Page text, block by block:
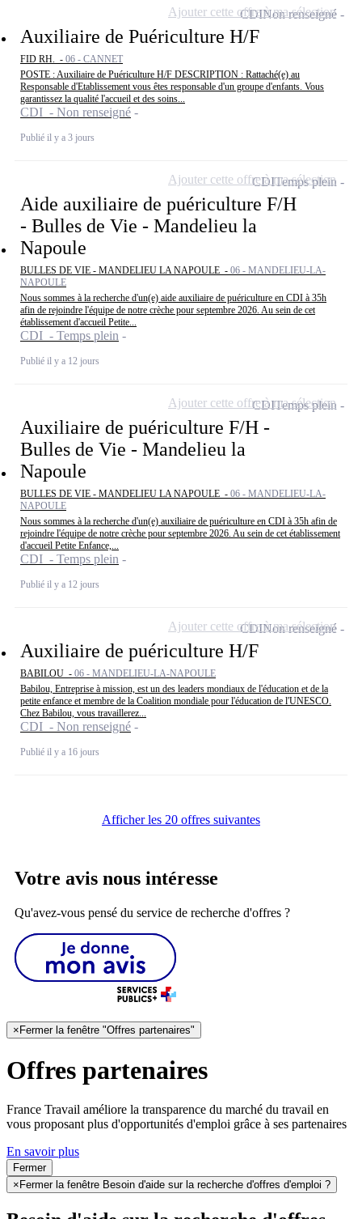
Auxiliaire de Puériculture H/F
FID RH. - 06 - CANNET
POSTE : Auxiliaire de Puériculture H/F DESCRIPTION : Rattaché(e) au
Responsable d'Etablissement vous êtes responsable d'un groupe d'enfants. Vous
garantissez la qualité l'accueil et des soins...
CDI - Non renseigné
Publié il y a 3 jours
CDINon renseigné
Ajouter cette offre à ma sélection
Aide auxiliaire de puériculture F/H
- Bulles de Vie - Mandelieu la
Napoule
BULLES DE VIE - MANDELIEU LA NAPOULE - 06 - MANDELIEU-LA-
NAPOULE
Nous sommes à la recherche d'un(e) aide auxiliaire de puériculture en CDI à 35h
afin de rejoindre l'équipe de notre crèche pour septembre 2026. Au sein de cet
établissement d'accueil Petite...
CDI - Temps plein
Publié il y a 12 jours
CDITemps plein
Ajouter cette offre à ma sélection
Auxiliaire de puériculture F/H -
Bulles de Vie - Mandelieu la
Napoule
BULLES DE VIE - MANDELIEU LA NAPOULE - 06 - MANDELIEU-LA-
NAPOULE
Nous sommes à la recherche d'un(e) auxiliaire de puériculture en CDI à 35h afin de
rejoindre l'équipe de notre crèche pour septembre 2026. Au sein de cet établissement
d'accueil Petite Enfance,...
CDI - Temps plein
Publié il y a 12 jours
CDITemps plein
Ajouter cette offre à ma sélection
Auxiliaire de puériculture H/F
BABILOU - 06 - MANDELIEU-LA-NAPOULE
Babilou, Entreprise à mission, est un des leaders mondiaux de l'éducation et de la
petite enfance et membre de la Coalition mondiale pour l'éducation de l'UNESCO.
Chez Babilou, vous travaillerez...
CDI - Non renseigné
Publié il y a 16 jours
CDINon renseigné
Ajouter cette offre à ma sélection
Afficher les 20 offres suivantes
Votre avis nous intéresse
Qu'avez-vous pensé du service de recherche d'offres ?
×Fermer la fenêtre "Offres partenaires"
Offres partenaires
France Travail améliore la transparence du marché du travail en
vous proposant plus d'opportunités d'emploi grâce à ses partenaires
En savoir plus
Fermer
× Fermer la fenêtre Besoin d'aide sur la recherche d'offres d'emploi ?